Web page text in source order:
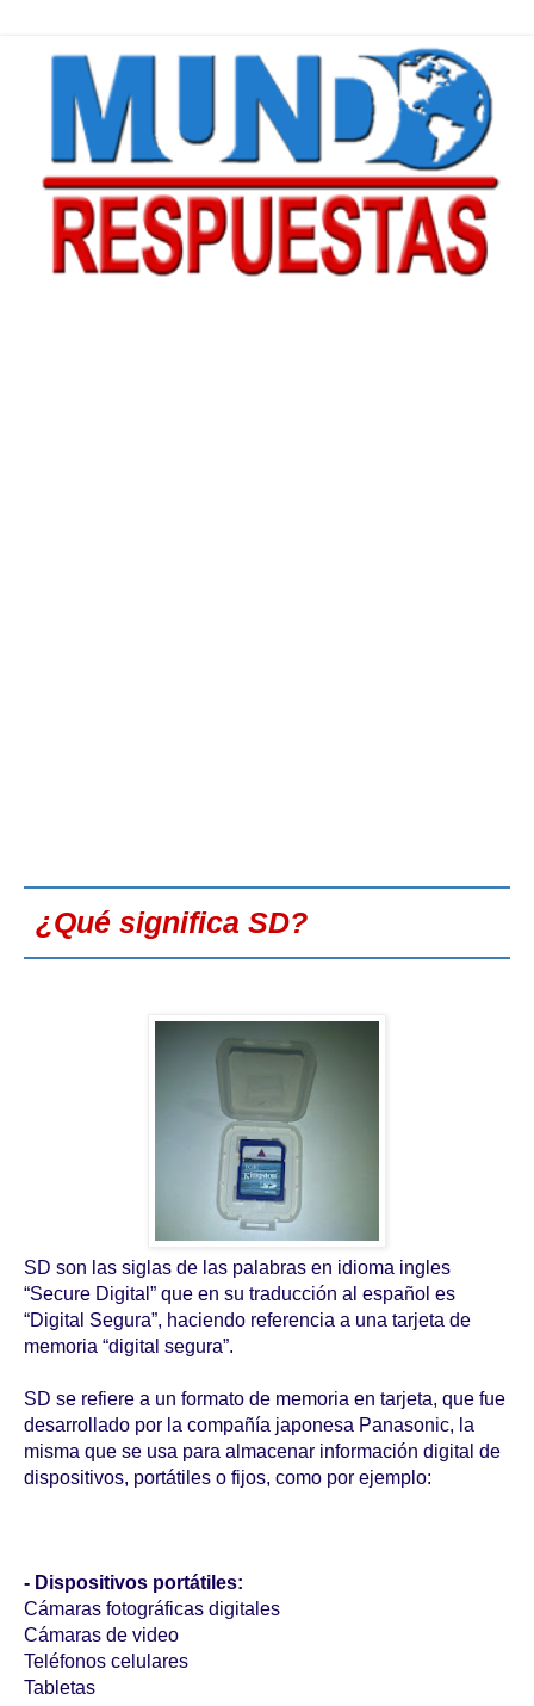
¿Qué significa SD?
SD son las siglas de las palabras en idioma ingles
“Secure Digital” que en su traducción al español es
“Digital Segura”, haciendo referencia a una tarjeta de
memoria “digital segura”.
SD se refiere a un formato de memoria en tarjeta, que fue
desarrollado por la compañía japonesa Panasonic, la
misma que se usa para almacenar información digital de
dispositivos, portátiles o fijos, como por ejemplo:
- Dispositivos portátiles:
Cámaras fotográficas digitales
Cámaras de video
Teléfonos celulares
Tabletas